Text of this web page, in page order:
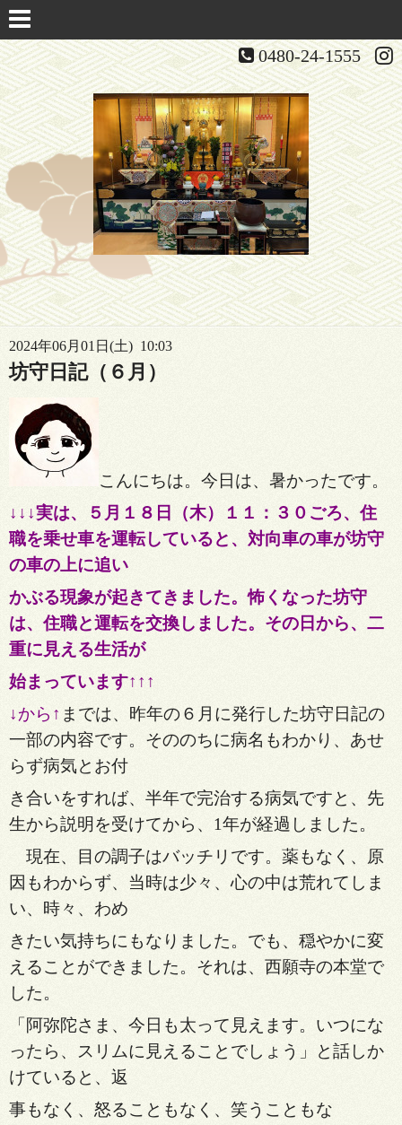
0480-24-1555
2024年06月01日(土) 10:03
坊守日記（６月）
こんにちは。今日は、暑かったです。
↓↓↓実は、５月１８日（木）１１：３０ごろ、住
職を乗せ車を運転していると、対向車の車が坊守
の車の上に追い
かぶる現象が起きてきました。怖くなった坊守
は、住職と運転を交換しました。その日から、二
重に見える生活が
始まっています↑↑↑
↓から↑ までは、昨年の６月に発行した坊守日記の
一部の内容です。そののちに病名もわかり、あせ
らず病気とお付
き合いをすれば、半年で完治する病気ですと、先
生から説明を受けてから、1年が経過しました。
現在、目の調子はバッチリです。薬もなく、原
因もわからず、当時は少々、心の中は荒れてしま
い、時々、わめ
きたい気持ちにもなりました。でも、穏やかに変
えることができました。それは、西願寺の本堂で
した。
「阿弥陀さま、今日も太って見えます。いつにな
ったら、スリムに見えることでしょう」と話しか
けていると、返
事もなく、怒ることもなく、笑うこともな